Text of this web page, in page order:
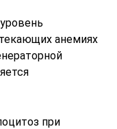
анемиях
при